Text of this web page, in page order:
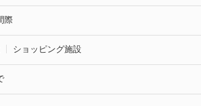
際
ショッピング施設